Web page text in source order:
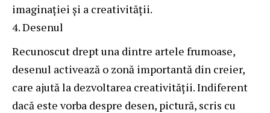
imaginației și a creativității.
Desenul
Recunoscut drept una dintre artele frumoase,
desenul activează o zonă importantă din creier,
care ajută la dezvoltarea creativității. Indiferent
dacă este vorba despre desen, pictură, scris cu